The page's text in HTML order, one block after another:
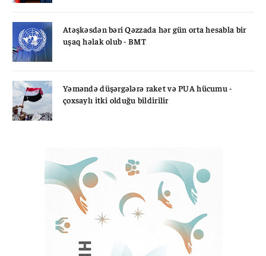
Atəşkəsdən bəri Qəzzada hər gün orta hesabla bir
uşaq həlak olub - BMT
Yəməndə düşərgələrə raket və PUA hücumu -
çoxsaylı itki olduğu bildirilir